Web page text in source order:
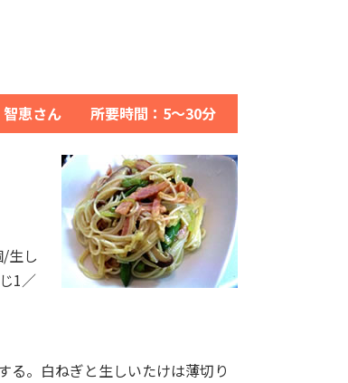
智恵さん 所要時間：5～30分
生し
1／
る。白ねぎと生しいたけは薄切り